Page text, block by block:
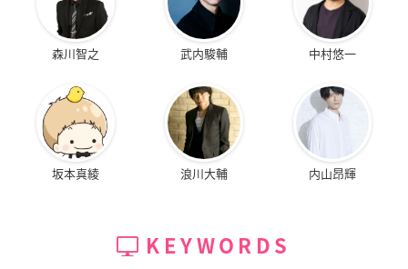
森川智之 武内駿輔 中村悠一
坂本真綾 浪川大輔 内山昂輝
KEYWORDS